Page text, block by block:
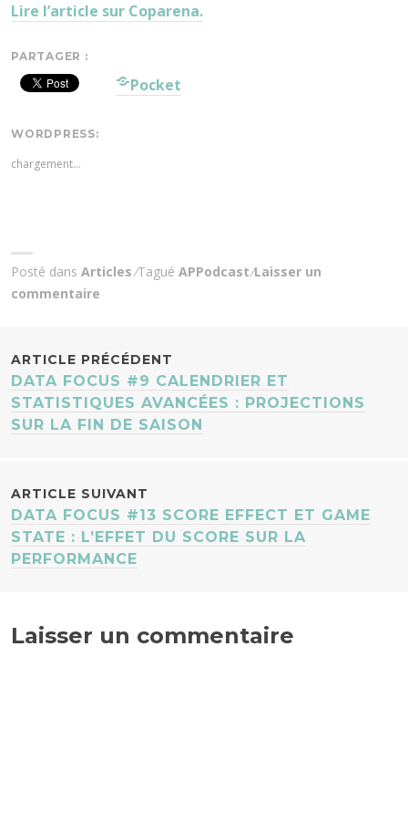
Lire l’article sur Coparena.
PARTAGER :
Pocket
WORDPRESS:
chargement…
Posté dans Articles Tagué APPodcast Laisser un
commentaire
NAVIGATION
DES
ARTICLE PRÉCÉDENT
DATA FOCUS #9 CALENDRIER ET
STATISTIQUES AVANCÉES : PROJECTIONS
SUR LA FIN DE SAISON
ARTICLE SUIVANT
DATA FOCUS #13 SCORE EFFECT ET GAME
STATE : L’EFFET DU SCORE SUR LA
PERFORMANCE
Laisser un commentaire